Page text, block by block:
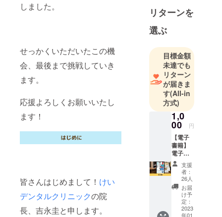
しました。
せっかくいただいたこの機
会、最後まで挑戦していき
ます。
応援よろしくお願いいたし
ます！
皆さんはじめまして！ けい
デンタルクリニックの院
長、吉永圭と申します。
代表である
森永知樹
は、
18歳で起業
し、当初は
売上も上が
りうまく
行っていた
が、20歳の
時にトラブ
ルが重な
り、クレ
ジットカー
ドのキャッ
シングやリ
ボ払いで借
金を重ね、
に。
リターンを
選ぶ
目標金額
未達でも
リターン
が届きま
す(All-in
方式)
1,0
00 円
【電子
書籍】
電子書
籍『成
功した
いなら
前へ進
め！歯
科医院
で成長
支援
者：
26人
お届
け予
定：
2023
年01